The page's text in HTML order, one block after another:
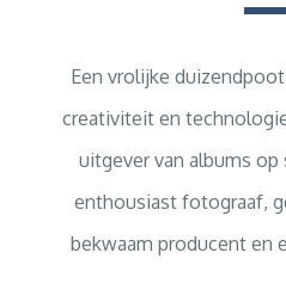
Een vrolijke
creativiteit en
uitgever van albums
enthousiast fotograaf,
bekwaam producent en